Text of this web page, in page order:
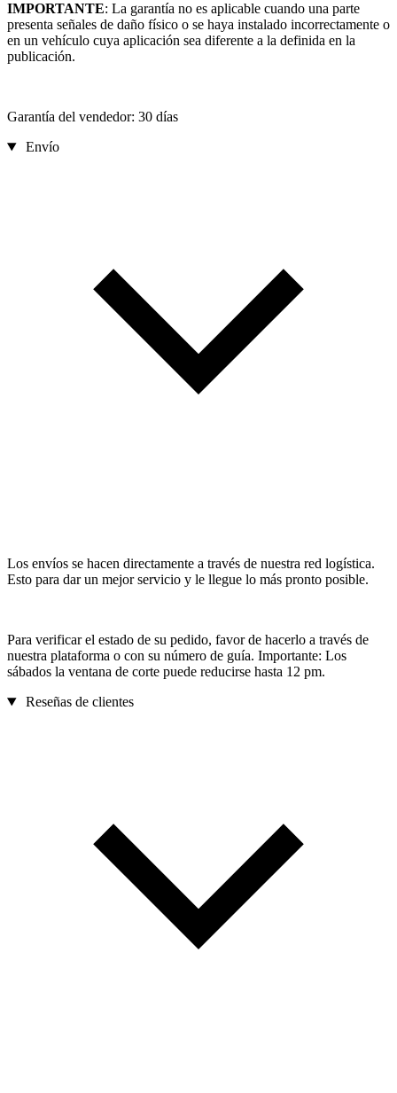
IMPORTANTE: La garantía no es aplicable cuando una parte
presenta señales de daño físico o se haya instalado incorrectamente o
en un vehículo cuya aplicación sea diferente a la definida en la
publicación.
Garantía del vendedor: 30 días
Envío
Los envíos se hacen directamente a través de nuestra red logística.
Esto para dar un mejor servicio y le llegue lo más pronto posible.
Para verificar el estado de su pedido, favor de hacerlo a través de
nuestra plataforma o con su número de guía. Importante: Los
sábados la ventana de corte puede reducirse hasta 12 pm.
Reseñas de clientes